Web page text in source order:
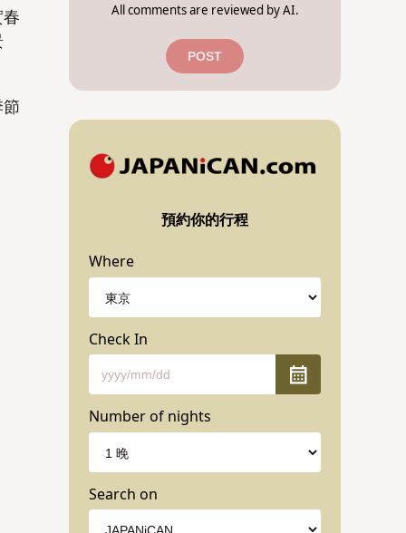
All comments are reviewed by AI.
POST
預約你的行程
Where
Check In
Number of nights
Search on